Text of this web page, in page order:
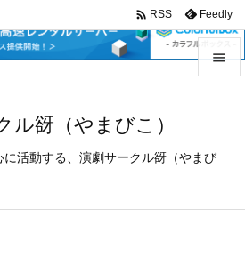
ル谺（やまびこ）
活動する、演劇サークル谺（やまび

サイド
 RSS Feedly